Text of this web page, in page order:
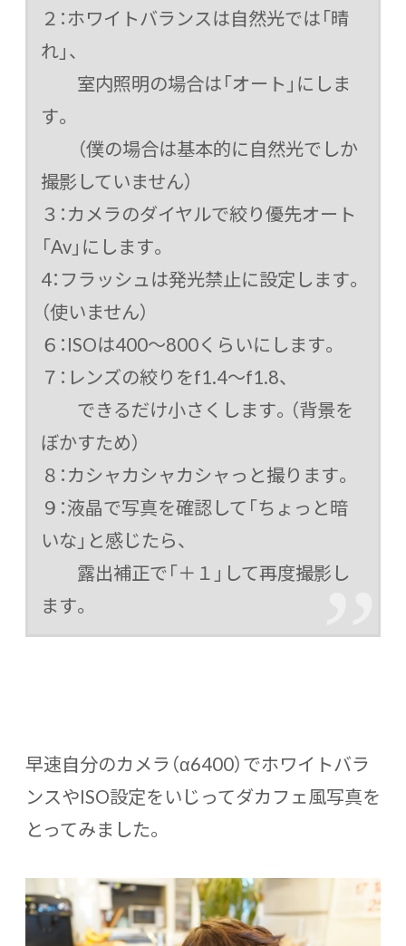
２：ホワイトバランスは自然光では「晴
れ」、
室内照明の場合は「オート」にしま
す。
（僕の場合は基本的に自然光でしか
撮影していません）
３：カメラのダイヤルで絞り優先オート
「Av」にします。
4：フラッシュは発光禁止に設定します。
（使いません）
６：ISOは400～800くらいにします。
７：レンズの絞りをf1.4～f1.8、
できるだけ小さくします。（背景を
ぼかすため）
８：カシャカシャカシャっと撮ります。
９：液晶で写真を確認して「ちょっと暗
いな」と感じたら、
露出補正で「＋１」して再度撮影し
ます。
早速自分のカメラ（α6400）でホワイトバラ
ンスやISO設定をいじってダカフェ風写真を
とってみました。